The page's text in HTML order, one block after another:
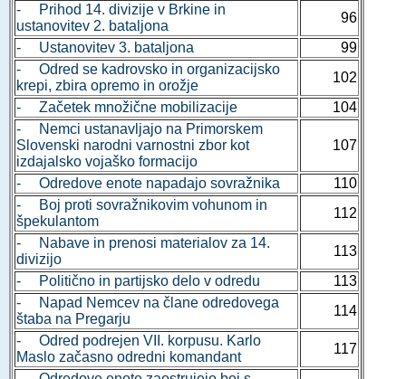
- Prihod 14. divizije v Brkine in
ustanovitev 2. bataljona
96
- Ustanovitev 3. bataljona
99
- Odred se kadrovsko in organizacijsko
krepi, zbira opremo in orožje
102
- Začetek množične mobilizacije
104
- Nemci ustanavljajo na Primorskem
Slovenski narodni varnostni zbor kot
izdajalsko vojaško formacijo
107
- Odredove enote napadajo sovražnika
110
- Boj proti sovražnikovim vohunom in
špekulantom
112
- Nabave in prenosi materialov za 14.
divizijo
113
- Politično in partijsko delo v odredu
113
- Napad Nemcev na člane odredovega
štaba na Pregarju
114
- Odred podrejen VII. korpusu. Karlo
Maslo začasno odredni komandant
117